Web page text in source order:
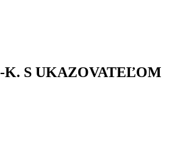
K. S UKAZOVATEĽOM